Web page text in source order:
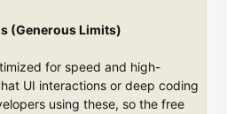
(Generous Limits)
for speed and high-
UI interactions or deep coding
using these, so the free